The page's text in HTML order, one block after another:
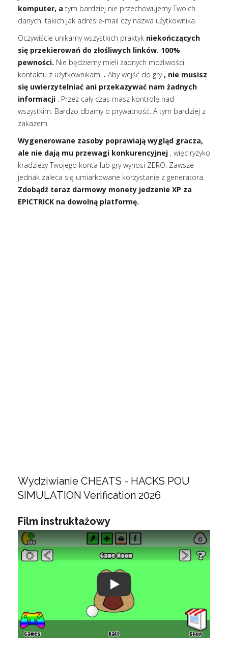
komputer, a tym bardziej nie przechowujemy Twoich
danych, takich jak adres e-mail czy nazwa użytkownika.
Oczywiście unikamy wszystkich praktyk niekończących
się przekierowań do złośliwych linków. 100%
pewności. Nie będziemy mieli żadnych możliwości
kontaktu z użytkownikami . Aby wejść do gry, nie musisz
się uwierzytelniać ani przekazywać nam żadnych
informacji . Przez cały czas masz kontrolę nad
wszystkim. Bardzo dbamy o prywatność. A tym bardziej z
zakazem.
Wygenerowane zasoby poprawiają wygląd gracza,
ale nie dają mu przewagi konkurencyjnej , więc ryzyko
kradzieży Twojego konta lub gry wynosi ZERO. Zawsze
jednak zaleca się umiarkowane korzystanie z generatora.
Zdobądź teraz darmowy monety jedzenie XP za
EPICTRICK na dowolną platformę.
Wydziwianie CHEATS - HACKS POU
SIMULATION Verification 2026
Film instruktażowy
Play: Keynote (Google I/O '18)